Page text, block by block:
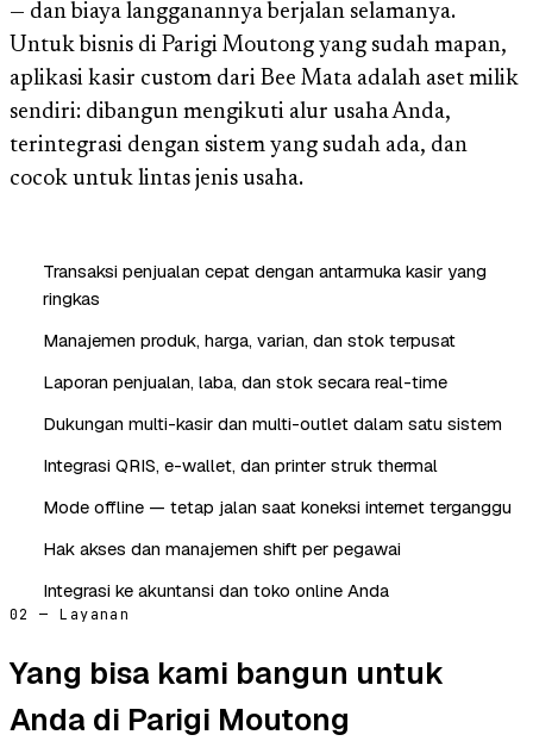
— dan biaya langganannya berjalan selamanya.
Untuk bisnis di Parigi Moutong yang sudah mapan,
aplikasi kasir custom dari Bee Mata adalah aset milik
sendiri: dibangun mengikuti alur usaha Anda,
terintegrasi dengan sistem yang sudah ada, dan
cocok untuk lintas jenis usaha.
Transaksi penjualan cepat dengan antarmuka kasir yang
ringkas
Manajemen produk, harga, varian, dan stok terpusat
Laporan penjualan, laba, dan stok secara real-time
Dukungan multi-kasir dan multi-outlet dalam satu sistem
Integrasi QRIS, e-wallet, dan printer struk thermal
Mode offline — tetap jalan saat koneksi internet terganggu
Hak akses dan manajemen shift per pegawai
Integrasi ke akuntansi dan toko online Anda
02 — Layanan
Yang bisa kami bangun untuk
Anda di Parigi Moutong